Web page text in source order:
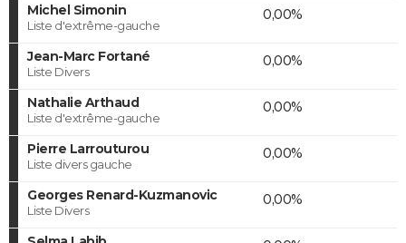
Michel Simonin
Liste d'extrême-gauche
0,00%
Jean-Marc Fortané
Liste Divers
0,00%
Nathalie Arthaud
Liste d'extrême-gauche
0,00%
Pierre Larrouturou
Liste divers gauche
0,00%
Georges Renard-Kuzmanovic
Liste Divers
0,00%